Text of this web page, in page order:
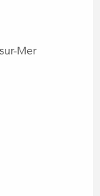
Mer